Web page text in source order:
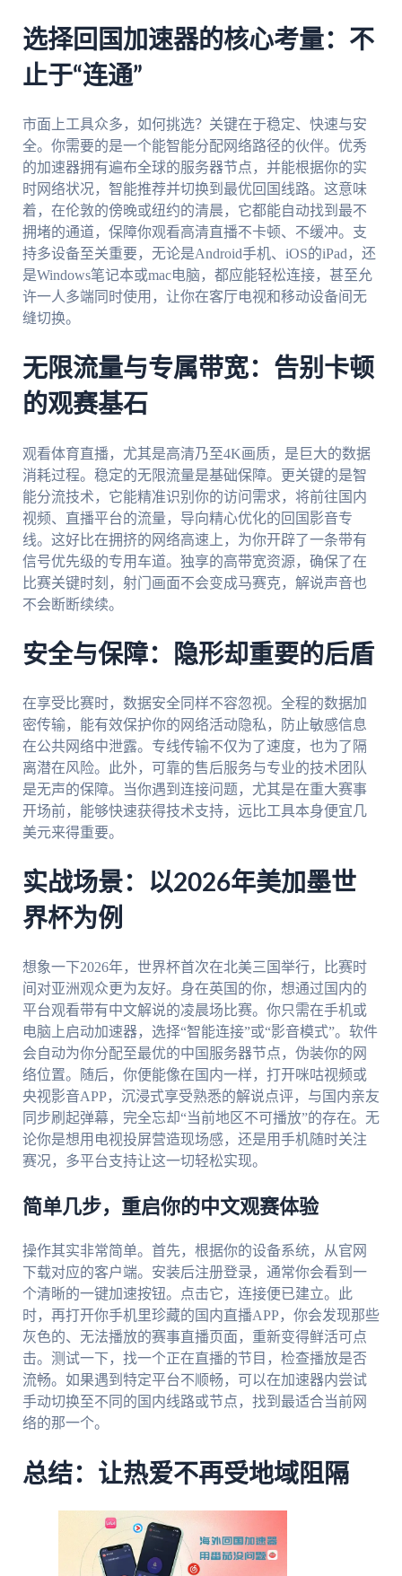
选择回国加速器的核心考量：不
止于“连通”
市面上工具众多，如何挑选？关键在于稳定、快速与安
全。你需要的是一个能智能分配网络路径的伙伴。优秀
的加速器拥有遍布全球的服务器节点，并能根据你的实
时网络状况，智能推荐并切换到最优回国线路。这意味
着，在伦敦的傍晚或纽约的清晨，它都能自动找到最不
拥堵的通道，保障你观看高清直播不卡顿、不缓冲。支
持多设备至关重要，无论是Android手机、iOS的iPad，还
是Windows笔记本或mac电脑，都应能轻松连接，甚至允
许一人多端同时使用，让你在客厅电视和移动设备间无
缝切换。
无限流量与专属带宽：告别卡顿
的观赛基石
观看体育直播，尤其是高清乃至4K画质，是巨大的数据
消耗过程。稳定的无限流量是基础保障。更关键的是智
能分流技术，它能精准识别你的访问需求，将前往国内
视频、直播平台的流量，导向精心优化的回国影音专
线。这好比在拥挤的网络高速上，为你开辟了一条带有
信号优先级的专用车道。独享的高带宽资源，确保了在
比赛关键时刻，射门画面不会变成马赛克，解说声音也
不会断断续续。
安全与保障：隐形却重要的后盾
在享受比赛时，数据安全同样不容忽视。全程的数据加
密传输，能有效保护你的网络活动隐私，防止敏感信息
在公共网络中泄露。专线传输不仅为了速度，也为了隔
离潜在风险。此外，可靠的售后服务与专业的技术团队
是无声的保障。当你遇到连接问题，尤其是在重大赛事
开场前，能够快速获得技术支持，远比工具本身便宜几
美元来得重要。
实战场景：以2026年美加墨世
界杯为例
想象一下2026年，世界杯首次在北美三国举行，比赛时
间对亚洲观众更为友好。身在英国的你，想通过国内的
平台观看带有中文解说的凌晨场比赛。你只需在手机或
电脑上启动加速器，选择“智能连接”或“影音模式”。软件
会自动为你分配至最优的中国服务器节点，伪装你的网
络位置。随后，你便能像在国内一样，打开咪咕视频或
央视影音APP，沉浸式享受熟悉的解说点评，与国内亲友
同步刷起弹幕，完全忘却“当前地区不可播放”的存在。无
论你是想用电视投屏营造现场感，还是用手机随时关注
赛况，多平台支持让这一切轻松实现。
简单几步，重启你的中文观赛体验
操作其实非常简单。首先，根据你的设备系统，从官网
下载对应的客户端。安装后注册登录，通常你会看到一
个清晰的一键加速按钮。点击它，连接便已建立。此
时，再打开你手机里珍藏的国内直播APP，你会发现那些
灰色的、无法播放的赛事直播页面，重新变得鲜活可点
击。测试一下，找一个正在直播的节目，检查播放是否
流畅。如果遇到特定平台不顺畅，可以在加速器内尝试
手动切换至不同的国内线路或节点，找到最适合当前网
络的那一个。
总结：让热爱不再受地域阻隔